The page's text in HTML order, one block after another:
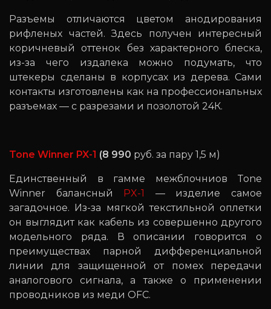
Разъемы отличаются цветом анодирования
рифленых частей. Здесь получен интересный
коричневый оттенок без характерного блеска,
из-за чего издалека можно подумать, что
штекеры сделаны в корпусах из дерева. Сами
контакты изготовлены как на профессиональных
разъемах — с разрезами и позолотой 24К.
Tone Winner PX-1 (8 990 руб. за пару 1,5 м)
Единственный в гамме межблочниов Tone
Winner балансный PX-1
— изделие самое
загадочное. Из-за мягкой текстильной оплетки
он выглядит как кабель из совершенно другого
модельного ряда. В описании говорится о
преимуществах парной дифференциальной
линии для защищенной от помех передачи
аналогового сигнала, а также о применении
проводников из меди OFC.